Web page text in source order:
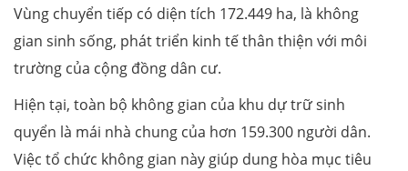
Vùng chuyển tiếp có diện tích 172.449 ha, là không
gian sinh sống, phát triển kinh tế thân thiện với môi
trường của cộng đồng dân cư.
Hiện tại, toàn bộ không gian của khu dự trữ sinh
quyển là mái nhà chung của hơn 159.300 người dân.
Việc tổ chức không gian này giúp dung hòa mục tiêu